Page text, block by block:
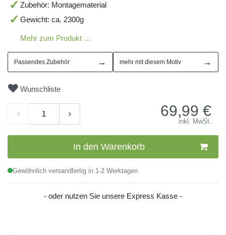
Zubehör: Montagematerial
Gewicht: ca. 2300g
Mehr zum Produkt …
Passendes Zubehör → mehr mit diesem Motiv →
Wunschliste
69,99 €
inkl. MwSt.
In den Warenkorb
Gewöhnlich versandfertig in 1-2 Werktagen
- oder nutzen Sie unsere Express Kasse -